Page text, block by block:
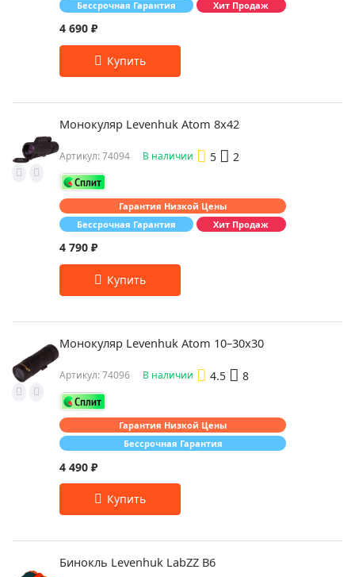
4 690 ₽
Бессрочная Гарантия
Хит Продаж
Монокуляр Levenhuk Atom 8x42
4 790 ₽
Артикул: 74094 В наличии 5 2
Гарантия Низкой Цены
Бессрочная Гарантия
Хит Продаж
Монокуляр Levenhuk Atom 10–30х30
4 490 ₽
Артикул: 74096 В наличии 4.5 8
Гарантия Низкой Цены
Бессрочная Гарантия
Бинокль Levenhuk LabZZ B6